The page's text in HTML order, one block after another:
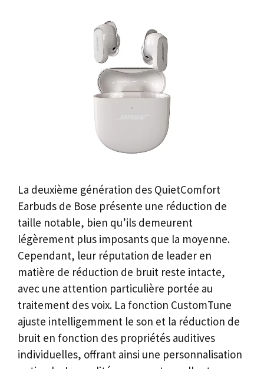
La deuxième génération des QuietComfort
Earbuds de Bose présente une réduction de
taille notable, bien qu’ils demeurent
légèrement plus imposants que la moyenne.
Cependant, leur réputation de leader en
matière de réduction de bruit reste intacte,
avec une attention particulière portée au
traitement des voix. La fonction CustomTune
ajuste intelligemment le son et la réduction de
bruit en fonction des propriétés auditives
individuelles, offrant ainsi une personnalisation